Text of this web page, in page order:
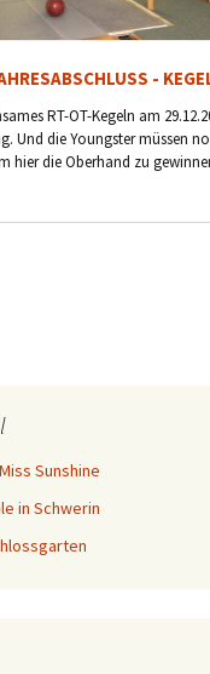
-
RT-OT-Kegeln am
Und die Youngster müssen
hier die Oberhand zu
Sunshine
in Schwerin